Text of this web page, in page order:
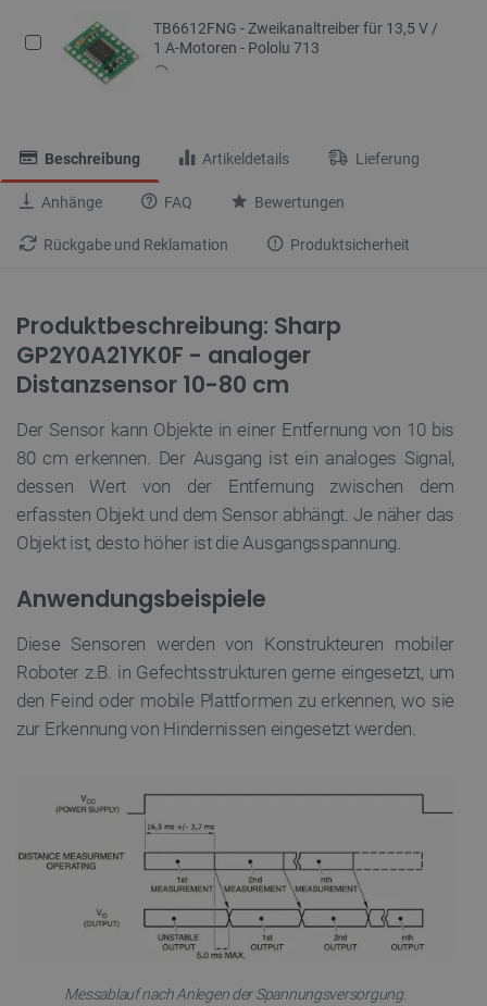
TB6612FNG - Zweikanaltreiber für 13,5 V /
1 A-Motoren - Pololu 713
Beschreibung Artikeldetails Lieferung
Anhänge FAQ Bewertungen
Rückgabe und Reklamation Produktsicherheit
Produktbeschreibung: Sharp
GP2Y0A21YK0F - analoger
Distanzsensor 10-80 cm
Der Sensor kann Objekte in einer Entfernung von 10 bis
80 cm erkennen. Der Ausgang ist ein analoges Signal,
dessen Wert von der Entfernung zwischen dem
erfassten Objekt und dem Sensor abhängt. Je näher das
Objekt ist, desto höher ist die Ausgangsspannung.
Anwendungsbeispiele
Diese Sensoren werden von Konstrukteuren mobiler
Roboter z.B. in Gefechtsstrukturen gerne eingesetzt, um
den Feind oder mobile Plattformen zu erkennen, wo sie
zur Erkennung von Hindernissen eingesetzt werden.
Messablauf nach Anlegen der Spannungsversorgung.